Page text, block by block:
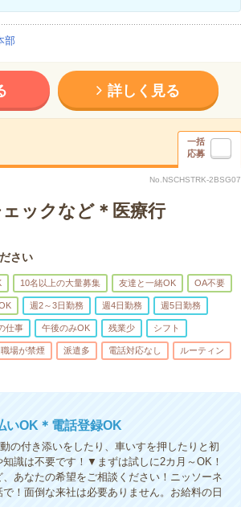
部
詳しく見る
一括
応募
No.NSCHSTRK-2BSG07
ックなど＊医療行
さい
10名以上の大量募集 友達と一緒OK OA不要
週2～3日勤務 週4日勤務 週5日勤務
仕事 午後のみOK 残業少 シフト
職場が禁煙 派遣多 電話対応なし ルーティン
いOK＊電話登録OK
の付き添いをしたり、車いすを押したりと初
識は不要です！▼まずは試しに2カ月～OK！
あなたの希望をご相談ください！ニッソーネ
！面倒な来社は必要ありません。お給料の日